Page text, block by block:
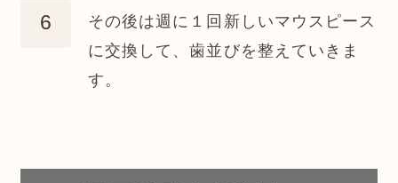
その後は週に１回新しいマウスピース
に交換して、歯並びを整えていきま
す。